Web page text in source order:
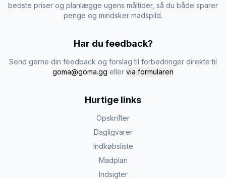
bedste priser og planlægge ugens måltider, så du både sparer
penge og mindsker madspild.
Har du feedback?
Send gerne din feedback og forslag til forbedringer direkte til
goma@goma.gg eller via formularen
Hurtige links
Opskrifter
Dagligvarer
Indkøbsliste
Madplan
Indsigter